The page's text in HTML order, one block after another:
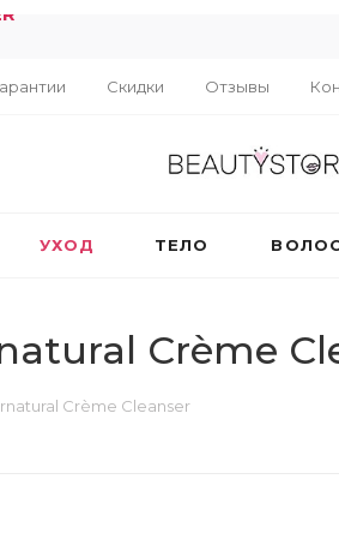
Скидки Отзывы
УХОД ТЕЛО
Crème
Crème Cleanser